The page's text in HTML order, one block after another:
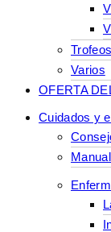
Varios
OFERTA
Cuidados y